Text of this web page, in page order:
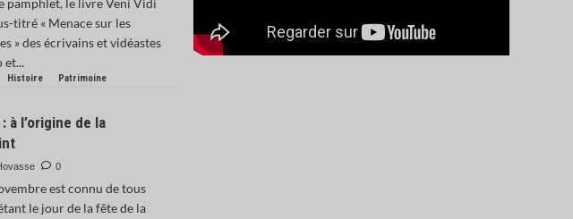
renforcer sa souveraineté
pamphlet, le livre Veni Vidi
titré « Menace sur les
» des écrivains et vidéastes
et...
Histoire Patrimoine
à l’origine de la
0
est connu de tous
le jour de la fête de la